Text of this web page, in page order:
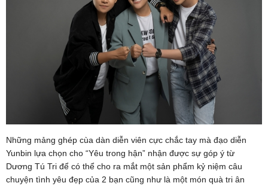
Những mảng ghép cùa dàn diễn viên cực chắc tay mà đạo diễn
Yunbin lựa chọn cho “Yêu trong hận” nhận được sự góp ý từ
Dương Tú Tri để có thể cho ra mắt một sản phẩm kỷ niệm câu
chuyện tình yêu đẹp của 2 bạn cũng như là một món quà tri ân